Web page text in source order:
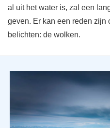
al uit het water is, zal een
geven. Er kan een reden zijn
belichten: de wolken.